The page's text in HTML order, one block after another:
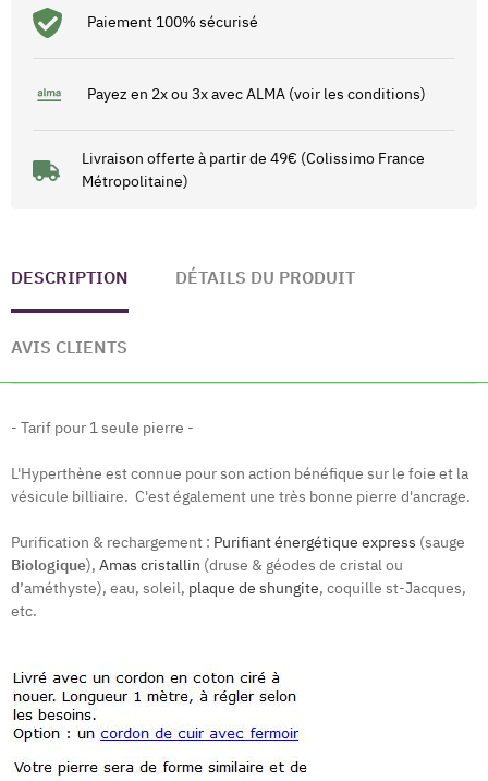
Paiement 100% sécurisé
Payez en 2x ou 3x avec ALMA (voir les conditions)
Livraison offerte à partir de 49€ (Colissimo France
Métropolitaine)
DESCRIPTION DÉTAILS DU PRODUIT
AVIS CLIENTS
- Tarif pour 1 seule pierre -
L'Hyperthène est connue pour son action bénéfique sur le foie et la
vésicule billiaire. C'est également une très bonne pierre d'ancrage.
Purification & rechargement : Purifiant énergétique express (sauge
Biologique), Amas cristallin (druse & géodes de cristal ou
d’améthyste), eau, soleil, plaque de shungite, coquille st-Jacques,
etc.